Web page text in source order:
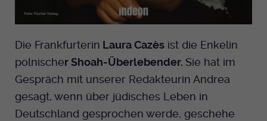
Die Frankfurterin Laura Cazès ist die Enkelin
polnischer Shoah-Überlebender. Sie hat im
Gespräch mit unserer Redakteurin Andrea
gesagt, wenn über jüdisches Leben in
Deutschland gesprochen werde, geschehe